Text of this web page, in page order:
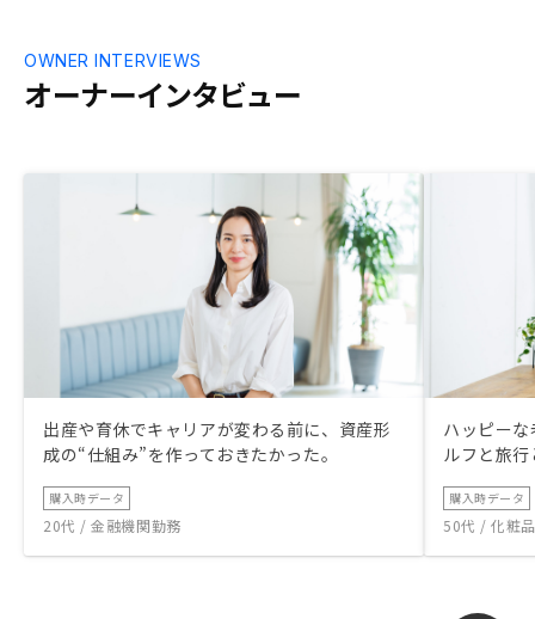
オーナーインタビュー
OWNER INTERVIEWS
出産や育休でキャリアが変わる前に、資産形
成の“仕組み”を作っておきたかった。
購入時データ
20代 / 金融機関勤務
ハッピー
ルフと旅
購入時データ
50代 / 化粧